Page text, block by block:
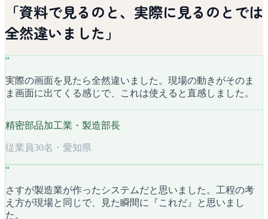
「資料で見るのと、実際に見るのとでは
全然違いました」
“
実際の画面を見たら全然違いました。現場の動きがそのま
ま画面に出てくる感じで、これは使えると直感しました。
精密部品加工業・製造部長
従業員30名・愛知県
“
さすが製造業が作ったシステムだと思いました。工程の考
え方が現場と同じで、見た瞬間に『これだ』と思いまし
た。